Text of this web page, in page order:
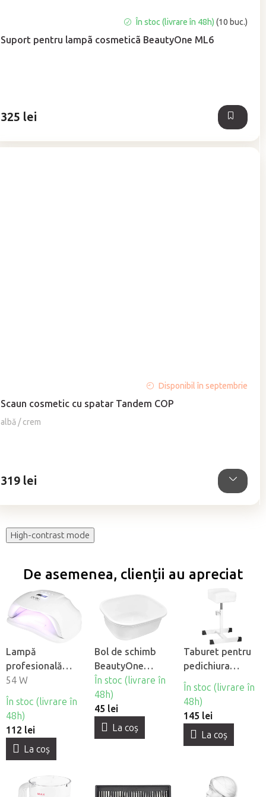
Suport pentru lampã cosmeticã BeautyOne ML6
În stoc (livrare în 48h) (10 buc.)
325 lei
Scaun cosmetic cu spatar Tandem COP
albă / crem
a
produsului
stele.
Disponibil în septembrie
319 lei
High-contrast mode
De asemenea, clienții au apreciat
Lampă
profesională
pentru unghii
BeautyOne UV
LED SUN X
54 W
În stoc (livrare în
48h)
112 lei
La coş
Bol de schimb
BeautyOne
pentru cadă de
pedichiură
În stoc (livrare în
48h)
45 lei
La coş
Taburet pentru
pedichiura
BeautyOne Bell
În stoc (livrare în
48h)
145 lei
La coş